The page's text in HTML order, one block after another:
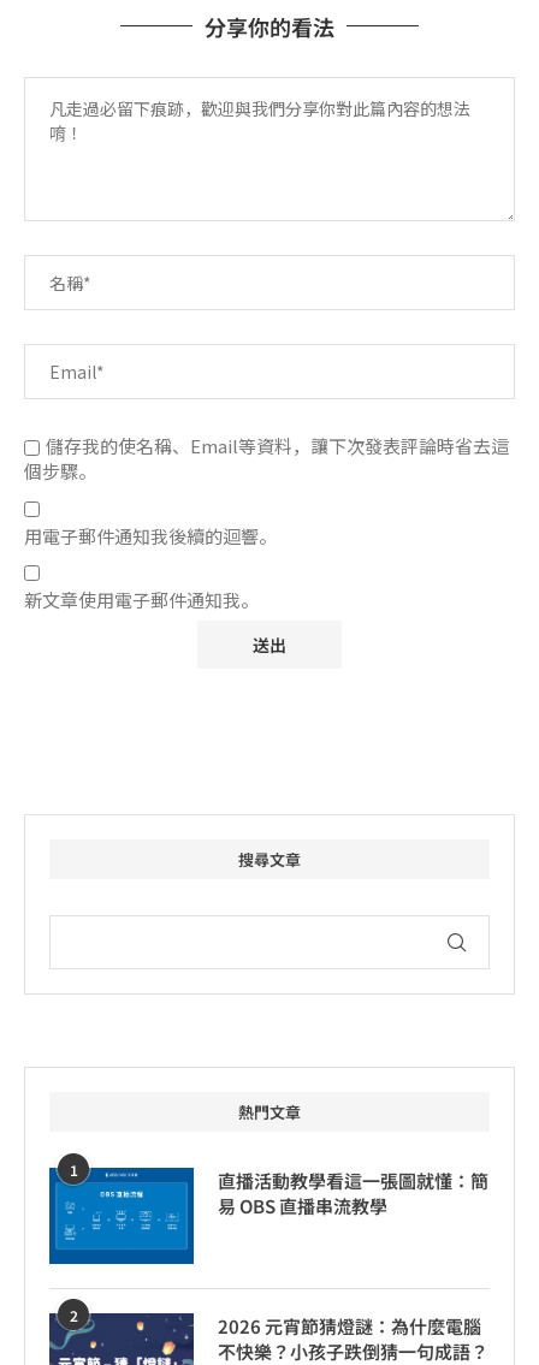
分享你的看法
儲存我的使名稱、Email等資料，讓下次發表評論時省去這
個步驟。
用電子郵件通知我後續的迴響。
新文章使用電子郵件通知我。
搜尋文章
熱門文章
1
直播活動教學看這一張圖就懂：簡
易 OBS 直播串流教學
2
2026 元宵節猜燈謎：為什麼電腦
不快樂？小孩子跌倒猜一句成語？